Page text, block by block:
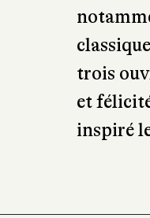
difficile
nous
show
trois